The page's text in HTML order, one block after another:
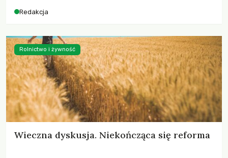
Redakcja
Wieczna dyskusja. Niekończąca się reforma
Rolnictwo i żywność